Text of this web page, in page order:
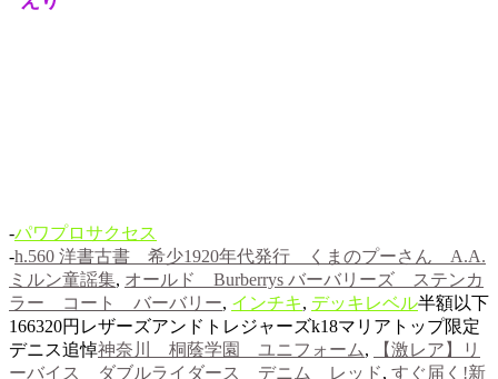
-パワプロサクセス
-h.560 洋書古書 希少1920年代発行 くまのプーさん A.A.
ミルン童謡集, オールド Burberrys バーバリーズ ステンカ
ラー コート バーバリー, インチキ, デッキレベル半額以下
166320円レザーズアンドトレジャーズk18マリアトップ限定
デニス追悼神奈川 桐蔭学園 ユニフォーム,
【激レア】リ
ーバイス ダブルライダース デニム レッド, すぐ届く!新